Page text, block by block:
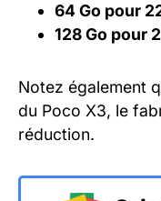
64 Go pour
128 Go pour
Notez également
du Poco X3, le
réduction.